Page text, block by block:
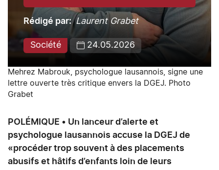
Rédigé par Laurent Grabet
Société 24.05.2026
Mehrez Mabrouk, psychologue lausannois, signe une
lettre ouverte très critique envers la DGEJ. Photo
Grabet
POLÉMIQUE • Un lanceur d’alerte et
psychologue lausannois accuse la DGEJ de
«procéder trop souvent à des placements
abusifs et hâtifs d’enfants loin de leurs